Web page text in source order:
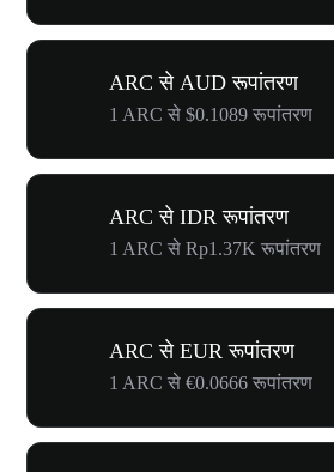
ARC से AUD रूपांतरण
1 ARC से $0.1089 रूपांतरण
ARC से IDR रूपांतरण
1 ARC से Rp1.37K रूपांतरण
ARC से EUR रूपांतरण
1 ARC से €0.0666 रूपांतरण